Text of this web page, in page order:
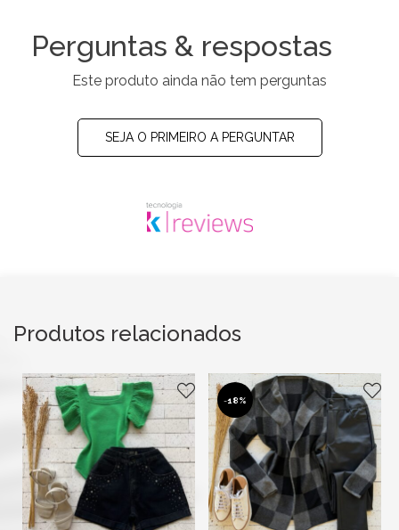
Perguntas & respostas
Este produto ainda não tem perguntas
SEJA O PRIMEIRO A PERGUNTAR
Produtos relacionados
-18%